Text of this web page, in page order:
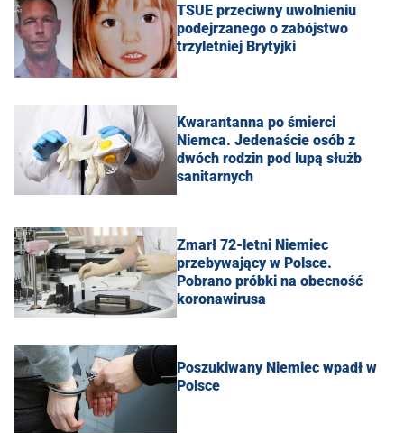
TSUE przeciwny uwolnieniu
podejrzanego o zabójstwo
trzyletniej Brytyjki
Kwarantanna po śmierci
Niemca. Jedenaście osób z
dwóch rodzin pod lupą służb
sanitarnych
Zmarł 72-letni Niemiec
przebywający w Polsce.
Pobrano próbki na obecność
koronawirusa
Poszukiwany Niemiec wpadł w
Polsce